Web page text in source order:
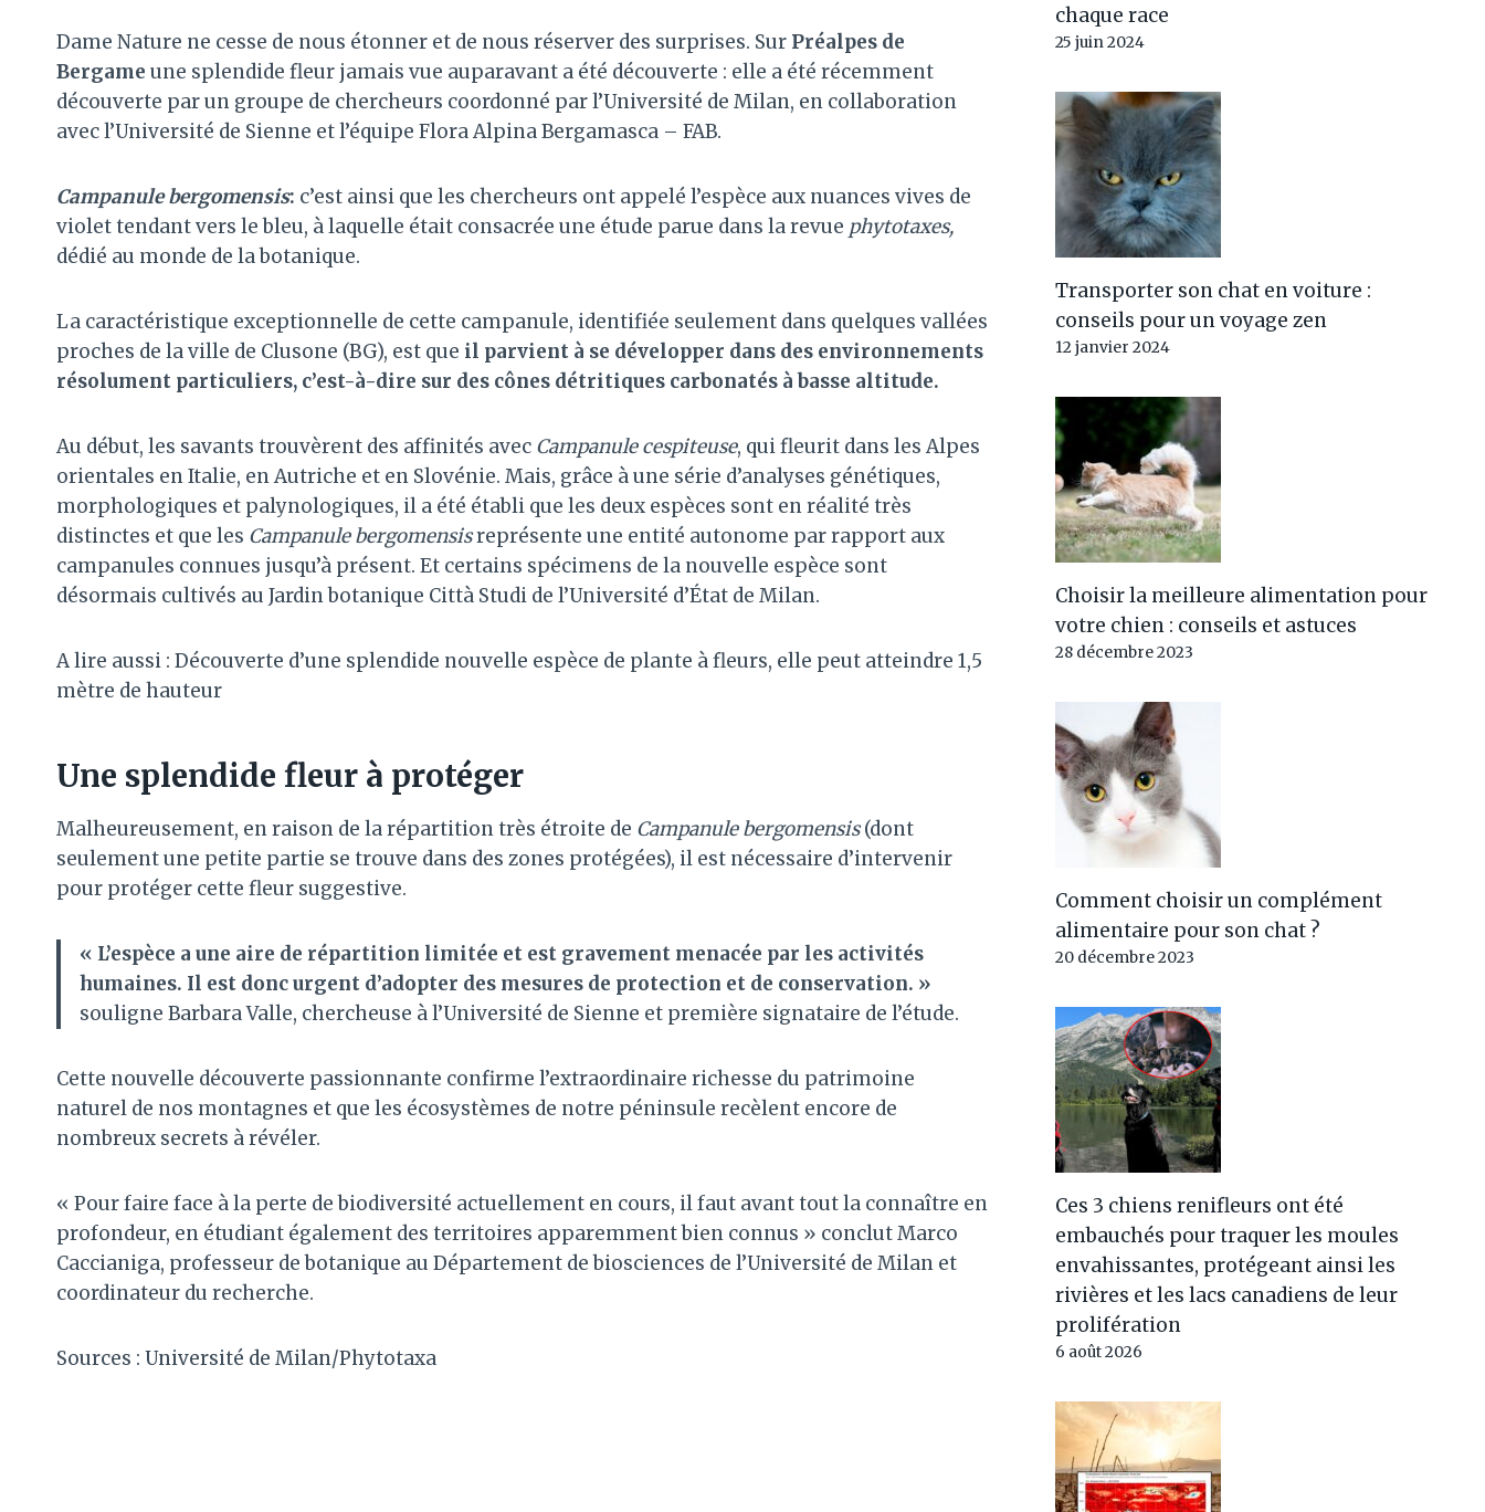
Dame Nature ne cesse de nous étonner et de nous réserver des surprises. Sur Préalpes de
Bergame une splendide fleur jamais vue auparavant a été découverte : elle a été récemment
découverte par un groupe de chercheurs coordonné par l’Université de Milan, en collaboration
avec l’Université de Sienne et l’équipe Flora Alpina Bergamasca – FAB.
Campanule bergomensis: c’est ainsi que les chercheurs ont appelé l’espèce aux nuances vives de
violet tendant vers le bleu, à laquelle était consacrée une étude parue dans la revue phytotaxes,
dédié au monde de la botanique.
La caractéristique exceptionnelle de cette campanule, identifiée seulement dans quelques vallées
proches de la ville de Clusone (BG), est que il parvient à se développer dans des environnements
résolument particuliers, c’est-à-dire sur des cônes détritiques carbonatés à basse altitude.
Au début, les savants trouvèrent des affinités avec Campanule cespiteuse, qui fleurit dans les Alpes
orientales en Italie, en Autriche et en Slovénie. Mais, grâce à une série d’analyses génétiques,
morphologiques et palynologiques, il a été établi que les deux espèces sont en réalité très
distinctes et que les Campanule bergomensisreprésente une entité autonome par rapport aux
campanules connues jusqu’à présent. Et certains spécimens de la nouvelle espèce sont
désormais cultivés au Jardin botanique Città Studi de l’Université d’État de Milan.
A lire aussi : Découverte d’une splendide nouvelle espèce de plante à fleurs, elle peut atteindre 1,5
mètre de hauteur
Une splendide fleur à protéger
Malheureusement, en raison de la répartition très étroite de Campanule bergomensis(dont
seulement une petite partie se trouve dans des zones protégées), il est nécessaire d’intervenir
pour protéger cette fleur suggestive.
« L’espèce a une aire de répartition limitée et est gravement menacée par les activités
humaines. Il est donc urgent d’adopter des mesures de protection et de conservation. »
souligne Barbara Valle, chercheuse à l’Université de Sienne et première signataire de l’étude.
Cette nouvelle découverte passionnante confirme l’extraordinaire richesse du patrimoine
naturel de nos montagnes et que les écosystèmes de notre péninsule recèlent encore de
nombreux secrets à révéler.
« Pour faire face à la perte de biodiversité actuellement en cours, il faut avant tout la connaître en
profondeur, en étudiant également des territoires apparemment bien connus » conclut Marco
Caccianiga, professeur de botanique au Département de biosciences de l’Université de Milan et
coordinateur du recherche.
Sources : Université de Milan/Phytotaxa
chaque race
25 juin 2024
Transporter son chat en voiture :
conseils pour un voyage zen
12 janvier 2024
Choisir la meilleure alimentation pour
votre chien : conseils et astuces
28 décembre 2023
Comment choisir un complément
alimentaire pour son chat ?
20 décembre 2023
Ces 3 chiens renifleurs ont été
embauchés pour traquer les moules
envahissantes, protégeant ainsi les
rivières et les lacs canadiens de leur
prolifération
6 août 2026